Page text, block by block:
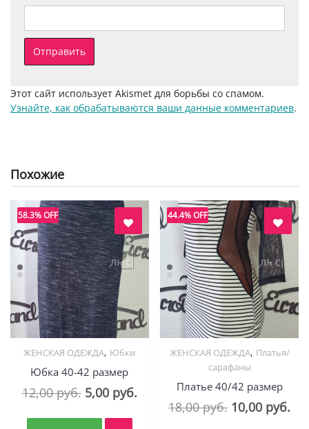
Этот сайт использует Akismet для борьбы со спамом.
Узнайте, как обрабатываются ваши данные комментариев.
Похожие
58.3% OFF
ЖЕНСКАЯ ОДЕЖДА, Юбки
Юбка 40-42 размер
12,00руб. Первоначальная
5,00 руб.Текущая
цена:
в "нравится" для сравнения
44.4% OFF
Quick View
ЖЕНСКАЯ ОДЕЖДА, Платья/
сарафаны
Платье 40/42 размер
18,00руб. 10,00 руб.
добавить в "нравится" для